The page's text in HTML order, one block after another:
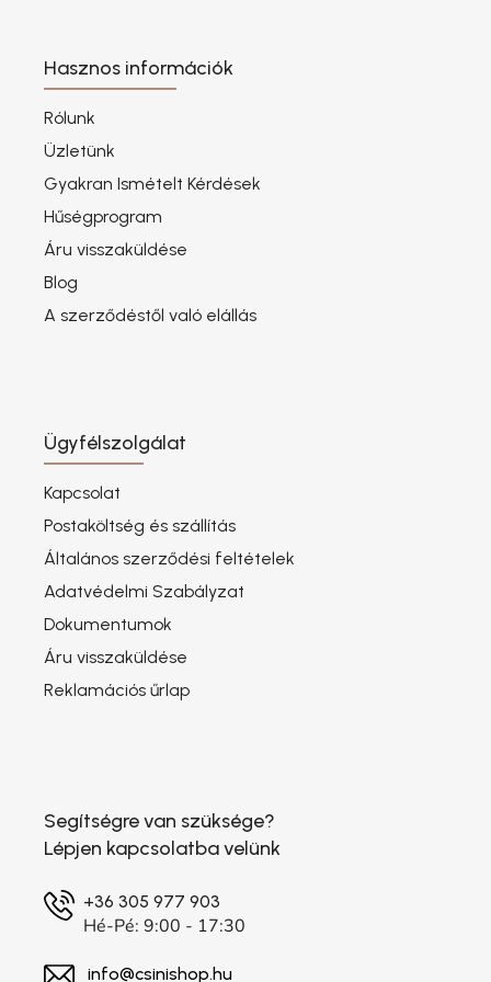
Hasznos információk
Rólunk
Üzletünk
Gyakran Ismételt Kérdések
Hűségprogram
Áru visszaküldése
Blog
A szerződéstől való elállás
Ügyfélszolgálat
Kapcsolat
Postaköltség és szállítás
Általános szerződési feltételek
Adatvédelmi Szabályzat
Dokumentumok
Áru visszaküldése
Reklamációs űrlap
Segítségre van szüksége?
Lépjen kapcsolatba velünk
+36 305 977 903
Hé-Pé: 9:00 - 17:30
info@csinishop.hu